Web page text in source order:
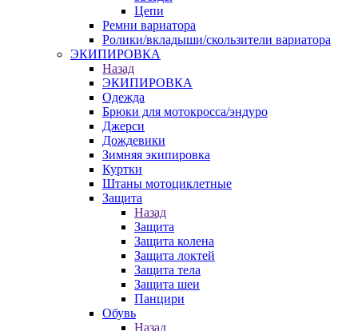
Цепи
Ремни вариатора
Ролики/вкладыши/скользители вариатора
ЭКИПИРОВКА
Назад
ЭКИПИРОВКА
Одежда
Брюки для мотокросса/эндуро
Джерси
Дождевики
Зимняя экипировка
Куртки
Штаны мотоциклетные
Защита
Назад
Защита
Защита колена
Защита локтей
Защита тела
Защита шеи
Панцири
Обувь
Назад